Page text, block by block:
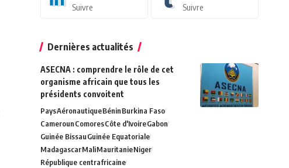
Suivre Suivre
Dernières actualités
ASECNA : comprendre le rôle de cet
organisme africain que tous les
présidents convoitent
PaysAéronautiqueBéninBurkina Faso
CamerounComoresCôte d'IvoireGabon
Guinée BissauGuinée Equatoriale
MadagascarMaliMauritanieNiger
République centrafricaine